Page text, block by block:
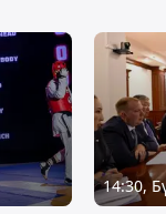
14:30,